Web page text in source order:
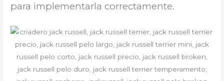
para implementarla correctamente.